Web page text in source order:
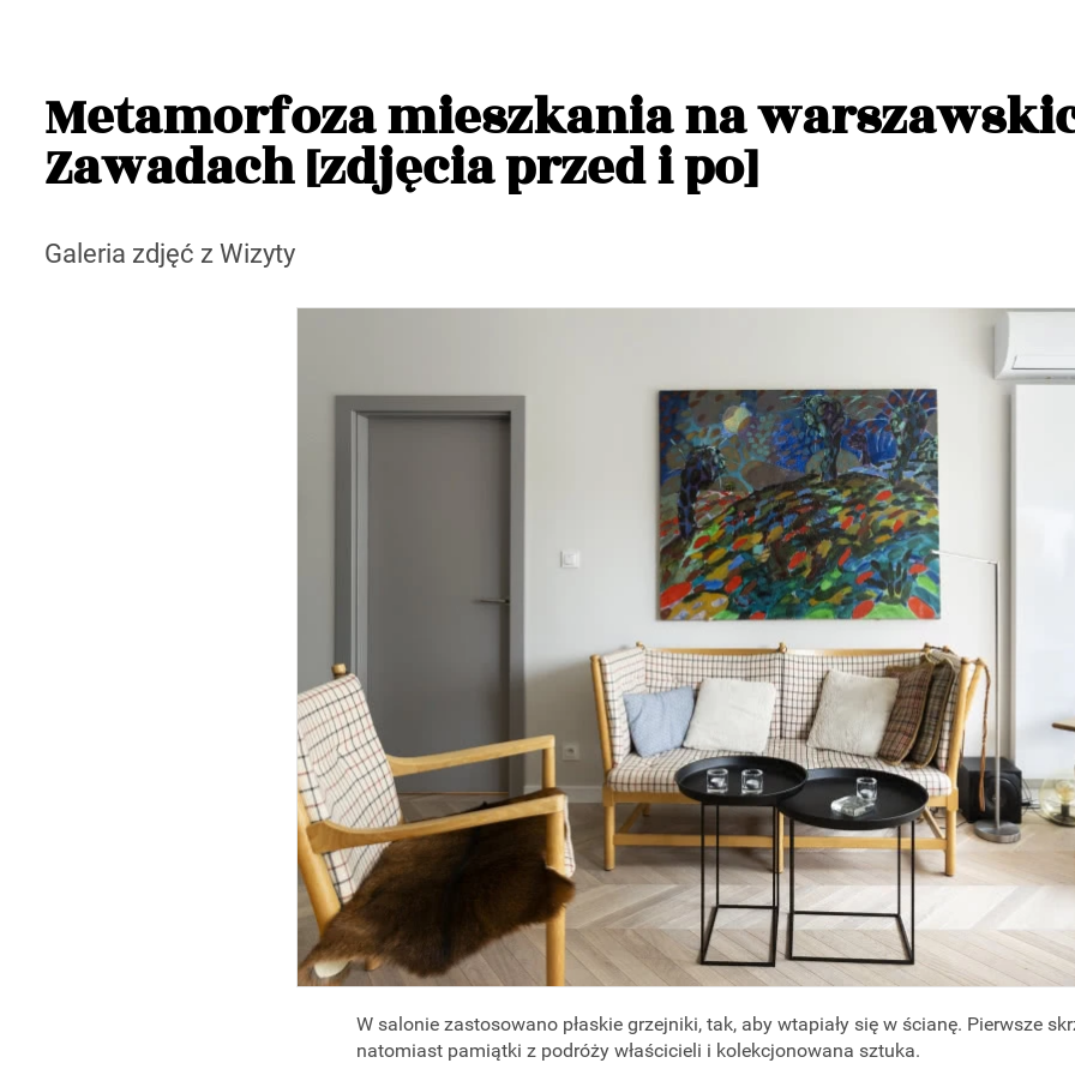
Metamorfoza mieszkania na
Zawadach [zdjęcia przed i po]
Galeria zdjęć z Wizyty
W salonie zastosowano płaskie grzejniki, tak, aby wtapiały się w ścianę. Pierwsze
natomiast pamiątki z podróży właścicieli i kolekcjonowana sztuka.